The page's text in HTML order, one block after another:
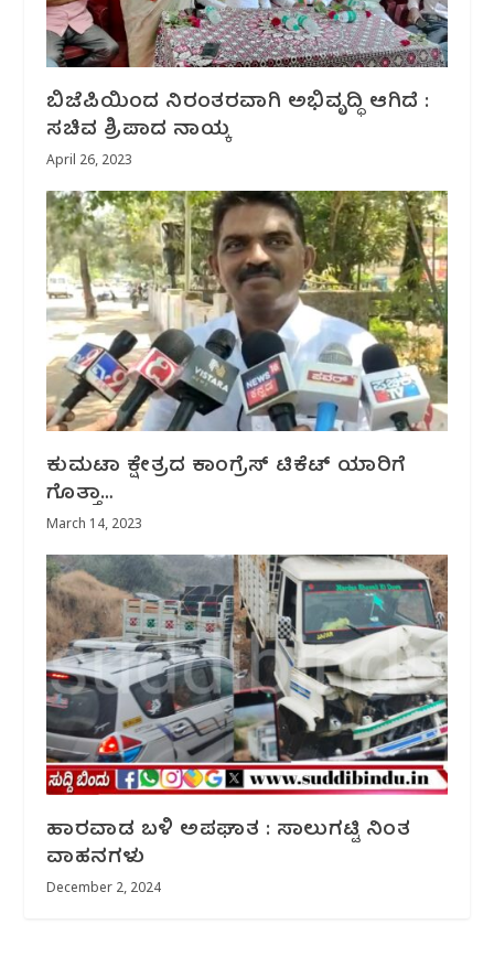
ಬಿಜೆಪಿಯಿಂದ ನಿರಂತರವಾಗಿ ಅಭಿವೃದ್ಧಿ ಆಗಿದೆ :
ಸಚಿವ ಶ್ರಿಪಾದ ನಾಯ್ಕ
April 26, 2023
ಕುಮಟಾ ಕ್ಷೇತ್ರದ ಕಾಂಗ್ರೆಸ್ ಟಿಕೆಟ್ ಯಾರಿಗೆ
ಗೊತ್ತಾ…
March 14, 2023
ಹಾರವಾಡ ಬಳಿ ಅಪಘಾತ : ಸಾಲುಗಟ್ಟಿ ನಿಂತ
ವಾಹನಗಳು
December 2, 2024